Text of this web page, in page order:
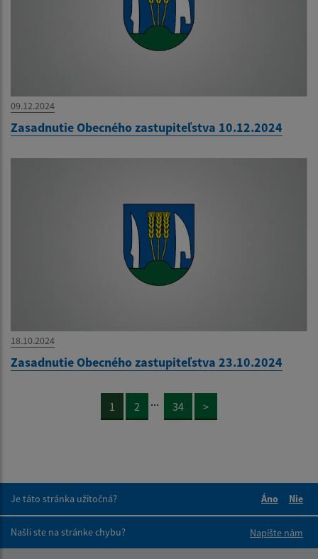
09.12.2024
Zasadnutie Obecného zastupiteľstva 10.12.2024
18.10.2024
Zasadnutie Obecného zastupiteľstva 23.10.2024
1 2 ... 34 >
Je táto stránka užitočná?
Áno
Nie
Našli ste na stránke chybu?
Napíšte nám